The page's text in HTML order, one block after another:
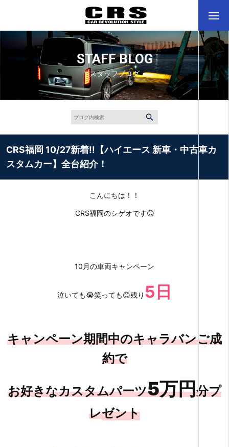
STAFF BLOG
スタッフブログ
CRS福岡 10/27新着!!【ハイエース 新車・中古車カ
スタムカー】全台紹介！
こんにちは！！
CRS福岡のシゲオです😊
10月の車両キャンペーン
泣いても😭笑っても😊残り 5日
キャンペーン期間中のキャラバンご成
約で
お好きなカスタムパーツ5万円分プ
レゼント